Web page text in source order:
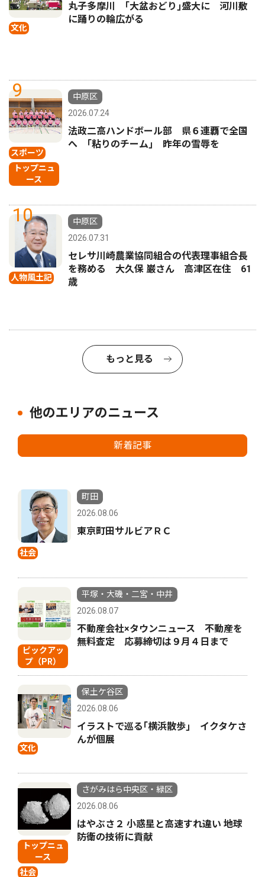
文化
丸子多摩川 ｢大盆おどり｣盛大に 河川敷
に踊りの輪広がる
9
スポーツ
トップニュ
ース
中原区
2026.07.24
法政二高ハンドボール部 県６連覇で全国
へ ｢粘りのチーム｣ 昨年の雪辱を
10
人物風土記
中原区
2026.07.31
セレサ川崎農業協同組合の代表理事組合長
を務める 大久保 巌さん 高津区在住 61
歳
もっと見る
他のエリアのニュース
新着記事
社会
町田
2026.08.06
東京町田サルビアＲＣ
ピックアッ
プ（PR）
平塚・大磯・二宮・中井
2026.08.07
不動産会社×タウンニュース 不動産を
無料査定 応募締切は９月４日まで
文化
保土ケ谷区
2026.08.06
イラストで巡る｢横浜散歩｣ イクタケさ
んが個展
トップニュ
ース
社会
さがみはら中央区・緑区
2026.08.06
はやぶさ２ 小惑星と高速すれ違い 地球
防衛の技術に貢献